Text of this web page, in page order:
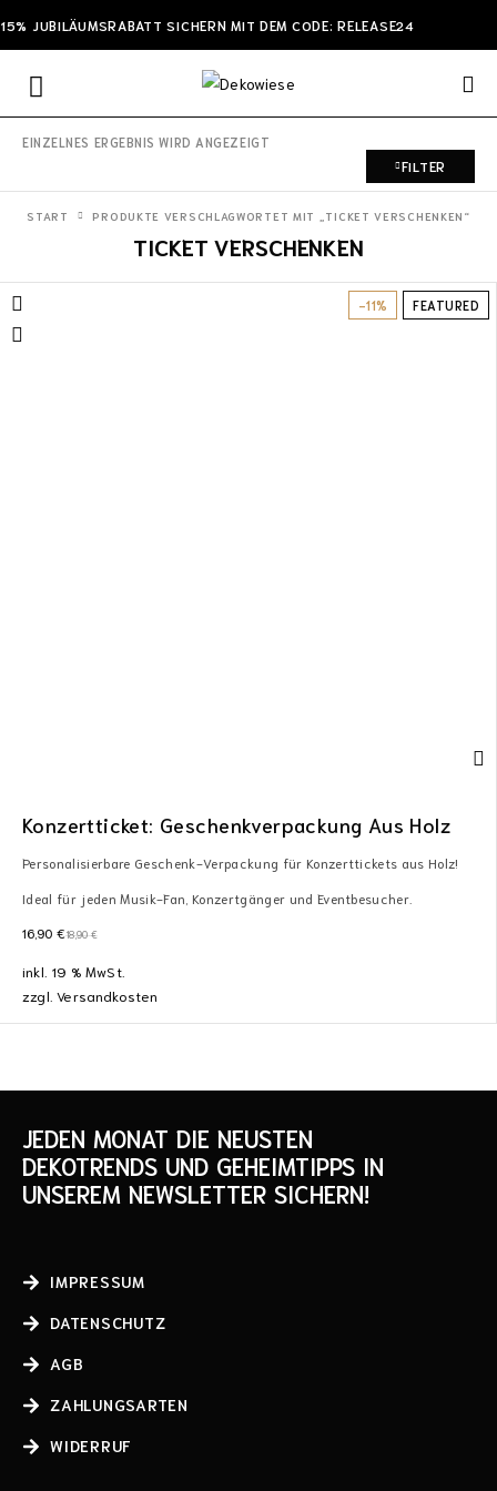
15% JUBILÄUMSRABATT SICHERN MIT DEM CODE: RELEASE24
EINZELNES ERGEBNIS WIRD ANGEZEIGT
FILTER
TICKET VERSCHENKEN
START PRODUKTE VERSCHLAGWORTET MIT „TICKET VERSCHENKEN“
FEATURED
-11%
Konzertticket: Geschenkverpackung Aus Holz
Personalisierbare Geschenk-Verpackung für Konzerttickets aus Holz!
Ideal für jeden Musik-Fan, Konzertgänger und Eventbesucher.
18,90€
16,90 €
inkl. 19 % MwSt.
zzgl.Versandkosten
JEDEN MONAT DIE NEUSTEN
DEKOTRENDS UND GEHEIMTIPPS IN
UNSEREM NEWSLETTER SICHERN!
IMPRESSUM
DATENSCHUTZ
AGB
ZAHLUNGSARTEN
WIDERRUF